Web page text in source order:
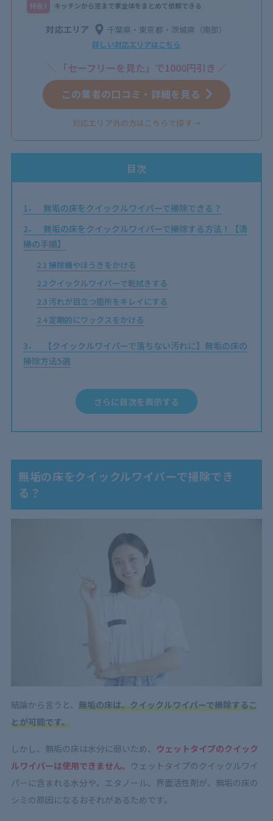
特⻑3 キッチンから窓まで家全体をまとめて依頼できる
対応エリア 千葉県・東京都・茨城県（南部）
詳しい対応エリアはこちら
「セーフリーを見た」で1000円引き
この業者の口コミ・詳細を見る
対応エリア外の方はこちらで探す→
目次
1
無垢の床をクイックルワイパーで掃除できる？
2
無垢の床をクイックルワイパーで掃除する方法！【清
掃の手順】
2.1 掃除機やほうきをかける
2.2クイックルワイパーで乾拭きする
2.3汚れが目立つ箇所をキレイにする
2.4定期的にワックスをかける
3
【クイックルワイパーで落ちない汚れに】無垢の床の
掃除方法5選
鉛筆・ペンのあと
4
【無垢の床の掃除に】クイックルワイパー&類似商品
おすすめ3選
無印良品|掃除用フローリングモップ
レック|激落ちくん ピタっとワイパー
クイックルワイパーが最適？無垢フローリングのベス
トな掃除方法【木材別】
無垢の床の掃除は注意が必要！クイックルワイパーを
さらに目次を表示する
無垢の床をクイックルワイパーで掃除でき
る？
結論から言うと、 無垢の床は、クイックルワイパーで掃除するこ
とが可能です。
しかし、無垢の床は水分に弱いため、
ウェットタイプのクイック
ルワイパーは使用できません。 ウェットタイプのクイックルワイ
パーに含まれる水分や、エタノール、界面活性剤が、無垢の床の
シミの原因になるおそれがあるためです。